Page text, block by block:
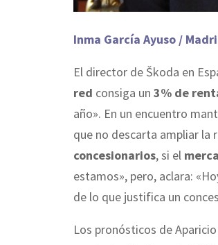
Inma García Ayuso /
El director de Škoda en
red consiga un 3% de
año». En un encuentro
que no descarta ampliar la
concesionarios, si el
estamos», pero, aclara:
de lo que justifica un
Los pronósticos de